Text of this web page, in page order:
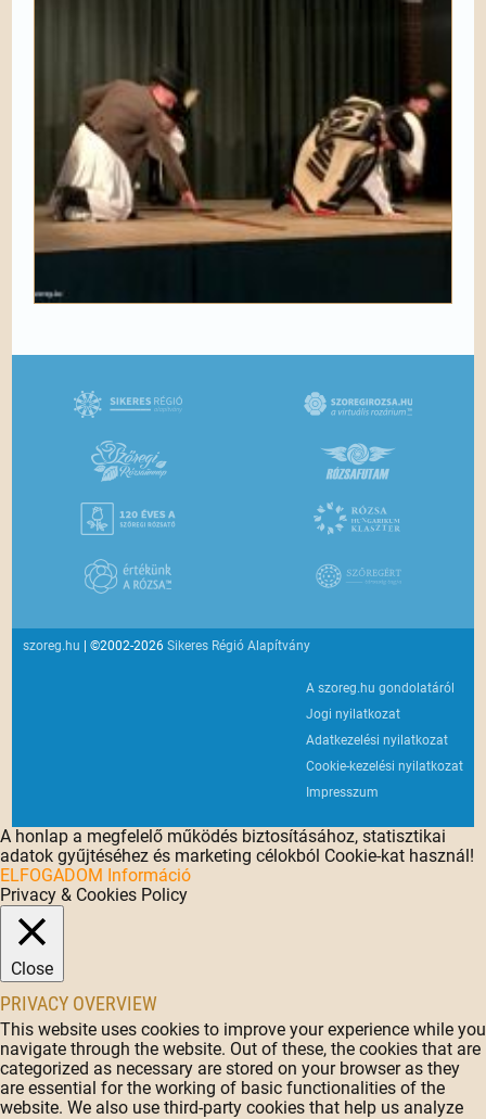
szoreg.hu | ©2002-2026Sikeres Régió Alapítvány
A szoreg.hu gondolatáról
Jogi nyilatkozat
Adatkezelési nyilatkozat
Cookie-kezelési nyilatkozat
Impresszum
A honlap a megfelelő működés biztosításához, statisztikai
adatok gyűjtéséhez és marketing célokból Cookie-kat használ!
ELFOGADOM Információ
Privacy & Cookies Policy
Close
PRIVACY OVERVIEW
This website uses cookies to improve your experience while you
navigate through the website. Out of these, the cookies that are
categorized as necessary are stored on your browser as they
are essential for the working of basic functionalities of the
website. We also use third-party cookies that help us analyze